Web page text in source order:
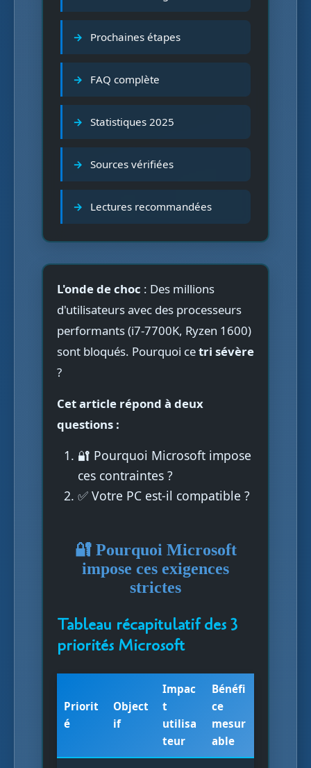
Prochaines étapes
FAQ complète
Statistiques 2025
Sources vérifiées
Lectures recommandées
L'onde de choc : Des millions
d'utilisateurs avec des processeurs
performants (i7-7700K, Ryzen 1600)
sont bloqués. Pourquoi cetri sévère
?
Cet article répond à deux
questions :
🔐 Pourquoi Microsoft impose
ces contraintes ?
✅ Votre PC est-il compatible ?
🔐 Pourquoi Microsoft
impose ces exigences
strictes
Tableau récapitulatif des 3
priorités Microsoft
Priorit
é
Object
if
Impac
t
utilisa
teur
Bénéfi
ce
mesur
able